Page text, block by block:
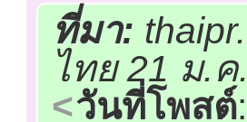
ที่มา:
ไทย 21 ม.ค
วันที่โพสต์